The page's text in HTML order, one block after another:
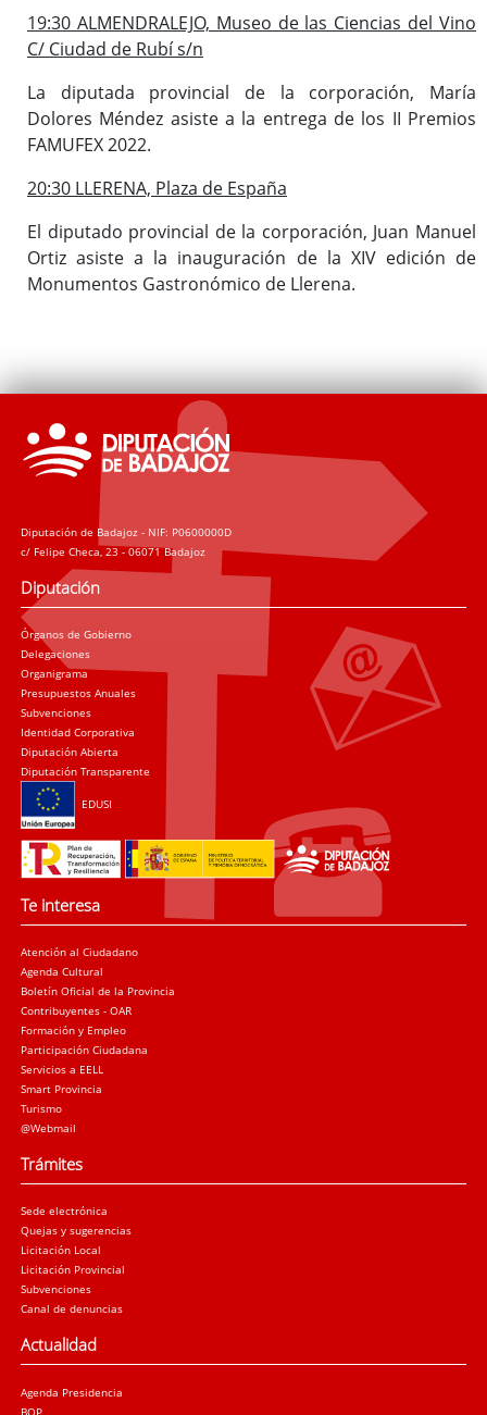
19:30 ALMENDRALEJO, Museo de las Ciencias del Vino
C/ Ciudad de Rubí s/n
La diputada provincial de la corporación, María
Dolores Méndez asiste a la entrega de los II Premios
FAMUFEX 2022.
20:30 LLERENA, Plaza de España
El diputado provincial de la corporación, Juan Manuel
Ortiz asiste a la inauguración de la XIV edición de
Monumentos Gastronómico de Llerena.
Diputación de Badajoz - NIF: P0600000D
c/ Felipe Checa, 23 - 06071 Badajoz
Diputación
Órganos de Gobierno
Delegaciones
Organigrama
Presupuestos Anuales
Subvenciones
Identidad Corporativa
Diputación Abierta
Diputación Transparente
EDUSI
Te interesa
Atención al Ciudadano
Agenda Cultural
Boletín Oficial de la Provincia
Contribuyentes - OAR
Formación y Empleo
Participación Ciudadana
Servicios a EELL
Smart Provincia
Turismo
@Webmail
Trámites
Sede electrónica
Quejas y sugerencias
Licitación Local
Licitación Provincial
Subvenciones
Canal de denuncias
Actualidad
Agenda Presidencia
BOP